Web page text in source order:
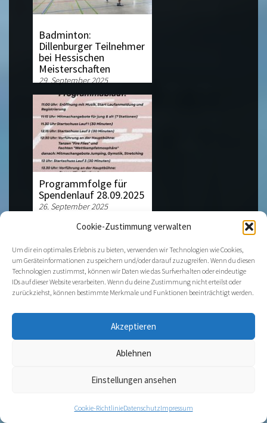
Cookie-Zustimmung verwalten
Um dir ein optimales Erlebnis zu bieten, verwenden wir Technologien wie Cookies,
um Geräteinformationen zu speichern und/oder darauf zuzugreifen. Wenn du diesen
Technologien zustimmst, können wir Daten wie das Surfverhalten oder eindeutige
IDs auf dieser Website verarbeiten. Wenn du deine Zustimmung nicht erteilst oder
zurückziehst, können bestimmte Merkmale und Funktionen beeinträchtigt werden.
Akzeptieren
Ablehnen
Einstellungen ansehen
Cookie-RichtlinieDatenschutzImpressum
Badminton:
Dillenburger Teilnehmer
bei Hessischen
Meisterschaften
29. September 2025
Programmfolge für
Spendenlauf 28.09.2025
26. September 2025
Badminton: Dillenburgs
Spitzenteam siegt